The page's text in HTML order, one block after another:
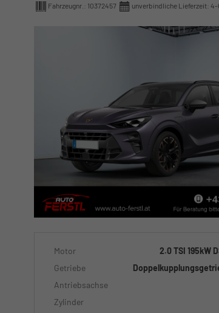
Fahrzeugnr.: 10372457 unverbindliche Lieferzeit: 4-
Motor
2.0 TSI 195kW
Getriebe
Antriebsachse
Zylinder